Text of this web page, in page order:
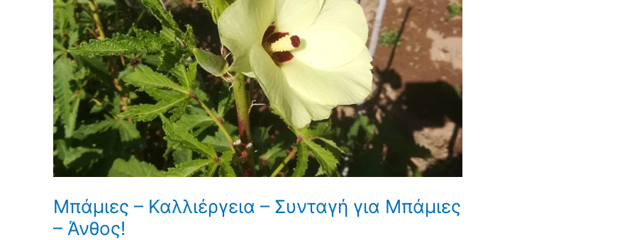
Μπάμιες – Καλλιέργεια – Συνταγή για Μπάμιες
– Άνθος!